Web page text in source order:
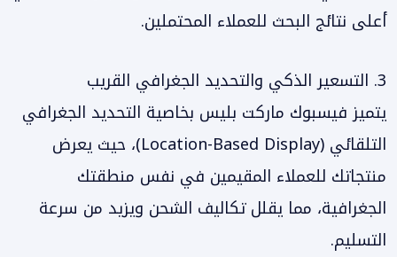
أعلى نتائج البحث للعملاء المحتملين.
3. التسعير الذكي والتحديد الجغرافي القريب
يتميز فيسبوك ماركت بليس بخاصية التحديد الجغرافي
التلقائي (Location-Based Display)، حيث يعرض
منتجاتك للعملاء المقيمين في نفس منطقتك
الجغرافية، مما يقلل تكاليف الشحن ويزيد من سرعة
التسليم.